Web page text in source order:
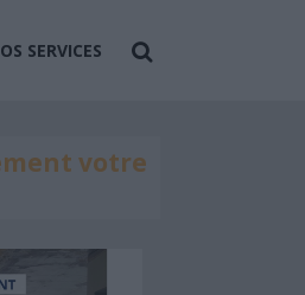
SERVICES
votre